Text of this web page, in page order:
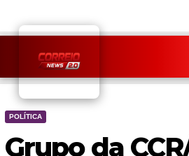
content
POLÍTICA
Grupo da